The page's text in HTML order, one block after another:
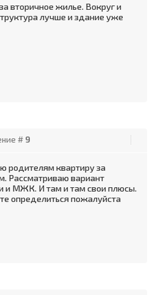
вторичное жилье. Вокруг и
лучше и здание уже
# 9
родителям квартиру за
Рассматриваю вариант
и МЖК. И там и там свои плюсы.
определиться пожалуйста